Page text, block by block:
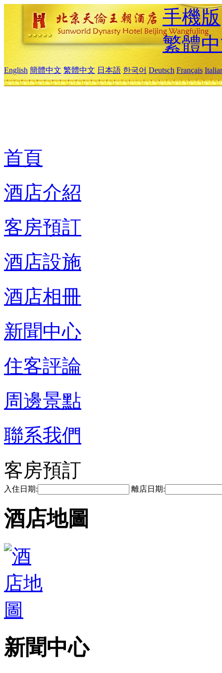
手機版
繁體
English 簡體中文 繁體中文 日本語 한국어 Deutsch Français
首頁
酒店介紹
客房預訂
酒店設施
酒店相冊
新聞中心
住客評論
周邊景點
聯系我們
客房預訂
入住日期: 離店日期:
酒店地圖
新聞中心